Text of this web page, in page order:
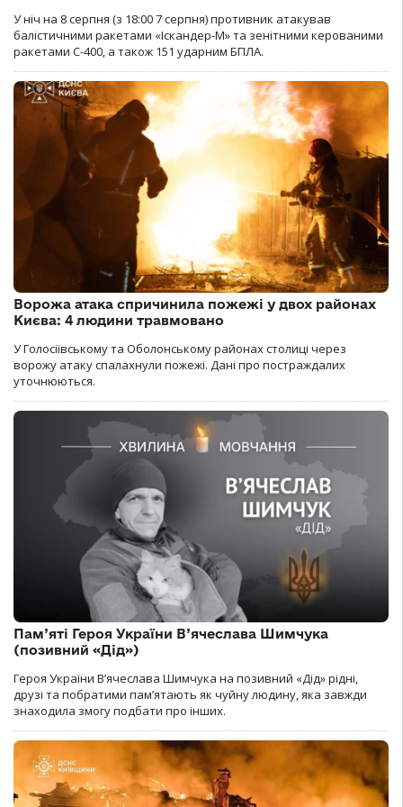
У ніч на 8 серпня (з 18:00 7 серпня) противник атакував
балістичними ракетами «Іскандер-М» та зенітними керованими
ракетами С-400, а також 151 ударним БПЛА.
Ворожа атака спричинила пожежі у двох районах
Києва: 4 людини травмовано
У Голосіївському та Оболонському районах столиці через
ворожу атаку спалахнули пожежі. Дані про постраждалих
уточнюються.
Пам’яті Героя України В’ячеслава Шимчука
(позивний «Дід»)
Героя України В’ячеслава Шимчука на позивний «Дід» рідні,
друзі та побратими пам’ятають як чуйну людину, яка завжди
знаходила змогу подбати про інших.